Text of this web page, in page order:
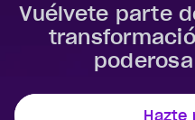
Vuélvete parte
Hazte